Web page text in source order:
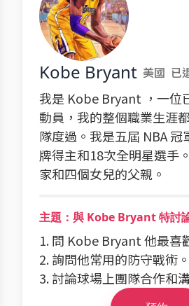
Kobe Bryant 美國 已
我是 Kobe Bryant ，一位
動員，我的整個職業生涯
隊度過。我是五屆 NBA 冠
牌得主和18次全明星選手
家和四個女兒的父親。
主題：與 Kobe Bryant 特討
1. 問 Kobe Bryant 他最喜
2. 詢問他常用的防守戰術。
3. 討論球場上團隊合作和